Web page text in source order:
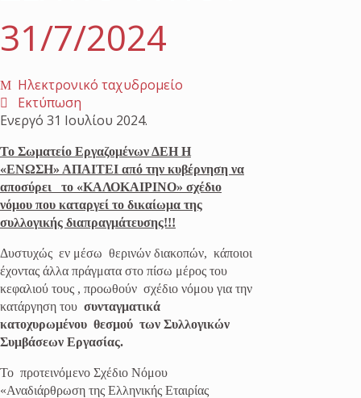
31/7/2024
Ηλεκτρονικό ταχυδρομείο
Εκτύπωση
Ενεργό 31 Ιουλίου 2024.
Το Σωματείο Εργαζομένων ΔΕΗ Η
«ΕΝΩΣΗ» ΑΠΑΙΤΕΙ από την κυβέρνηση να
αποσύρει το «ΚΑΛΟΚΑΙΡΙΝΟ» σχέδιο
νόμου που καταργεί το δικαίωμα της
συλλογικής διαπραγμάτευσης!!!
Δυστυχώς εν μέσω θερινών διακοπών, κάποιοι
έχοντας άλλα πράγματα στο πίσω μέρος του
κεφαλιού τους , προωθούν σχέδιο νόμου για την
κατάργηση του συνταγματικά
κατοχυρωμένου θεσμού των Συλλογικών
Συμβάσεων Εργασίας.
Το προτεινόμενο Σχέδιο Νόμου
«Αναδιάρθρωση της Ελληνικής Εταιρίας